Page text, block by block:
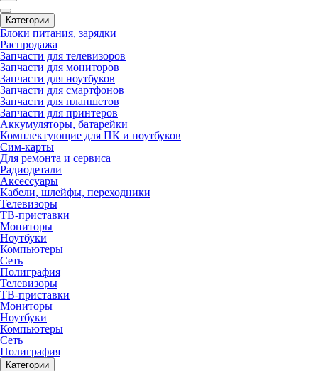
Категории
Блоки питания, зарядки
Распродажа
Запчасти для телевизоров
Запчасти для мониторов
Запчасти для ноутбуков
Запчасти для смартфонов
Запчасти для планшетов
Запчасти для принтеров
Аккумуляторы, батарейки
Комплектующие для ПК и ноутбуков
Сим-карты
Для ремонта и сервиса
Радиодетали
Аксессуары
Кабели, шлейфы, переходники
Телевизоры
ТВ-приставки
Мониторы
Ноутбуки
Компьютеры
Сеть
Полиграфия
Телевизоры
ТВ-приставки
Мониторы
Ноутбуки
Компьютеры
Сеть
Полиграфия
Категории